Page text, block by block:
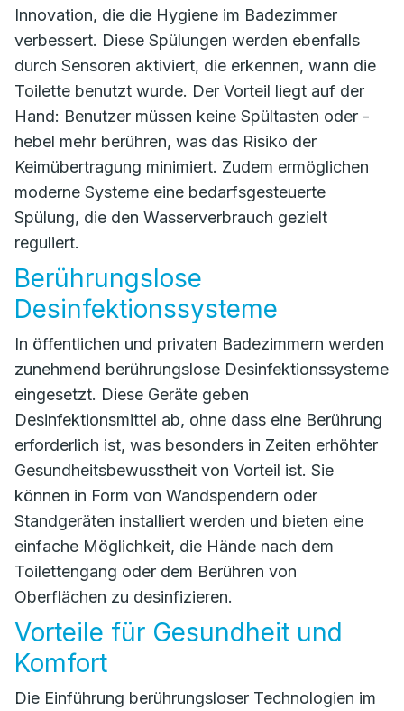
Innovation, die die Hygiene im Badezimmer
verbessert. Diese Spülungen werden ebenfalls
durch Sensoren aktiviert, die erkennen, wann die
Toilette benutzt wurde. Der Vorteil liegt auf der
Hand: Benutzer müssen keine Spültasten oder -
hebel mehr berühren, was das Risiko der
Keimübertragung minimiert. Zudem ermöglichen
moderne Systeme eine bedarfsgesteuerte
Spülung, die den Wasserverbrauch gezielt
reguliert.
Berührungslose
Desinfektionssysteme
In öffentlichen und privaten Badezimmern werden
zunehmend berührungslose Desinfektionssysteme
eingesetzt. Diese Geräte geben
Desinfektionsmittel ab, ohne dass eine Berührung
erforderlich ist, was besonders in Zeiten erhöhter
Gesundheitsbewusstheit von Vorteil ist. Sie
können in Form von Wandspendern oder
Standgeräten installiert werden und bieten eine
einfache Möglichkeit, die Hände nach dem
Toilettengang oder dem Berühren von
Oberflächen zu desinfizieren.
Vorteile für Gesundheit und
Komfort
Die Einführung berührungsloser Technologien im